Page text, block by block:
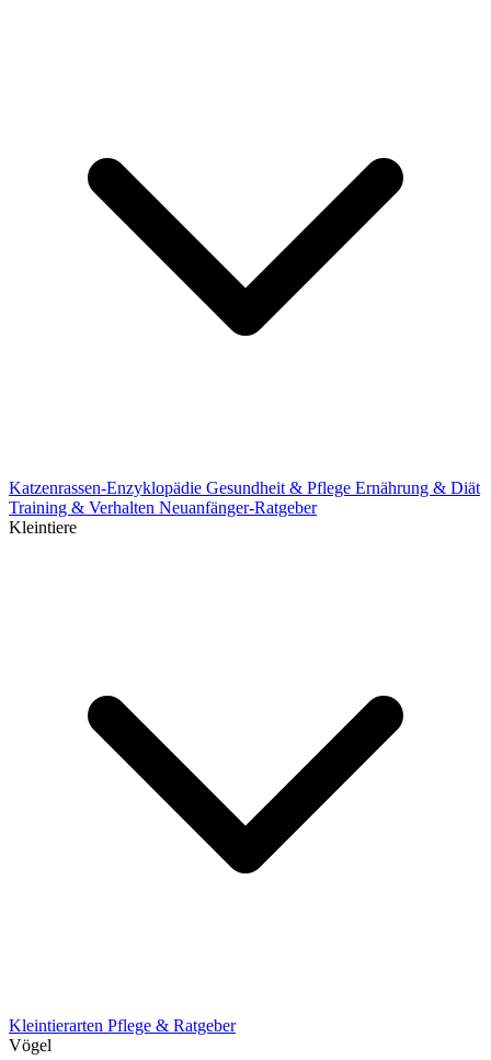
Katzenrassen-Enzyklopädie Gesundheit & Pflege Ernährung & Diät
Training & Verhalten Neuanfänger-Ratgeber
Kleintiere
Kleintierarten Pflege & Ratgeber
Vögel